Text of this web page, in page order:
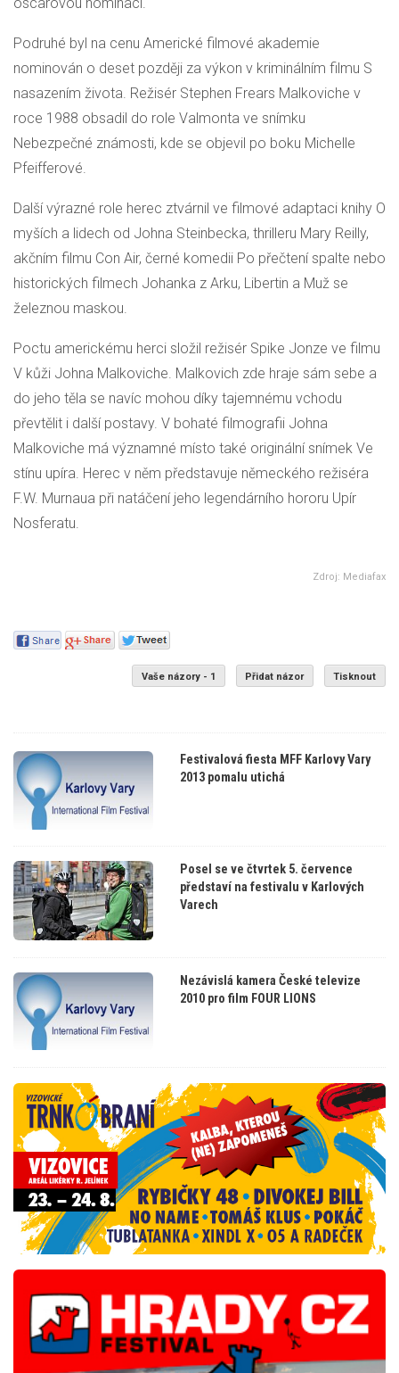
Podruhé byl na cenu Americké filmové akademie
nominován o deset později za výkon v kriminálním filmu S
nasazením života. Režisér Stephen Frears Malkoviche v
roce 1988 obsadil do role Valmonta ve snímku
Nebezpečné známosti, kde se objevil po boku Michelle
Pfeifferové.
Další výrazné role herec ztvárnil ve filmové adaptaci knihy O
myších a lidech od Johna Steinbecka, thrilleru Mary Reilly,
akčním filmu Con Air, černé komedii Po přečtení spalte nebo
historických filmech Johanka z Arku, Libertin a Muž se
železnou maskou.
Poctu americkému herci složil režisér Spike Jonze ve filmu
V kůži Johna Malkoviche. Malkovich zde hraje sám sebe a
do jeho těla se navíc mohou díky tajemnému vchodu
převtělit i další postavy. V bohaté filmografii Johna
Malkoviche má významné místo také originální snímek Ve
stínu upíra. Herec v něm představuje německého režiséra
F.W. Murnaua při natáčení jeho legendárního hororu Upír
Nosferatu.
Zdroj: Mediafax
Vaše názory - 1 Přidat názor Tisknout
Festivalová fiesta MFF Karlovy Vary
2013 pomalu utichá
Posel se ve čtvrtek 5. července
představí na festivalu v Karlových
Varech
Nezávislá kamera České televize
2010 pro film FOUR LIONS